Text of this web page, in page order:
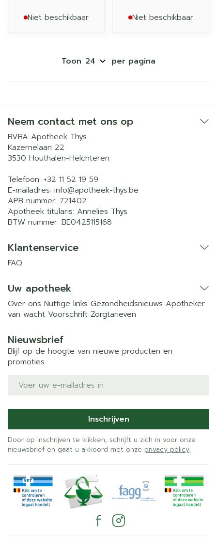
Niet beschikbaar Niet beschikbaar
Toon per pagina
Neem contact met ons op
BVBA Apotheek Thys
Kazernelaan 22
3530 Houthalen-Helchteren
Telefoon: +32 11 52 19 59
E-mailadres: info@apotheek-thys.be
APB nummer: 721402
Apotheek titularis: Annelies Thys
BTW nummer: BE0425115168
Klantenservice
FAQ
Uw apotheek
Over ons Nuttige links Gezondheidsnieuws Apotheker
van wacht Voorschrift Zorgtarieven
Nieuwsbrief
Blijf op de hoogte van nieuwe producten en
promoties
E-mail adres
Inschrijven
Door op inschrijven te klikken, schrijft u zich in voor onze
nieuwsbrief en gaat u akkoord met onze privacy policy.